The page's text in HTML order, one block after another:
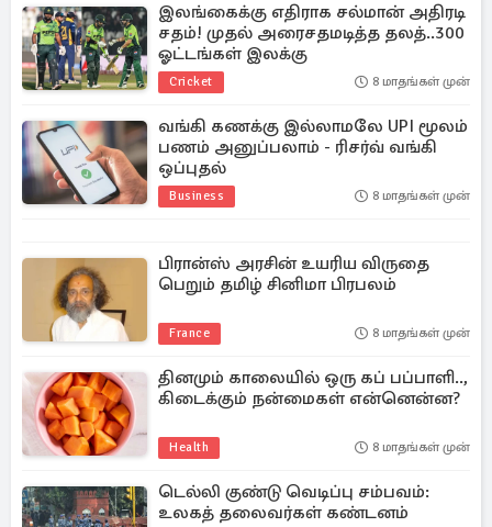
இலங்கைக்கு எதிராக சல்மான் அதிரடி
சதம்! முதல் அரைசதமடித்த தலத்..300
ஓட்டங்கள் இலக்கு
Cricket 8 மாதங்கள் முன்
வங்கி கணக்கு இல்லாமலே UPI மூலம்
பணம் அனுப்பலாம் - ரிசர்வ் வங்கி
ஒப்புதல்
Business 8 மாதங்கள் முன்
பிரான்ஸ் அரசின் உயரிய விருதை
பெறும் தமிழ் சினிமா பிரபலம்
France 8 மாதங்கள் முன்
தினமும் காலையில் ஒரு கப் பப்பாளி..,
கிடைக்கும் நன்மைகள் என்னென்ன?
Health 8 மாதங்கள் முன்
டெல்லி குண்டு வெடிப்பு சம்பவம்:
உலகத் தலைவர்கள் கண்டனம்